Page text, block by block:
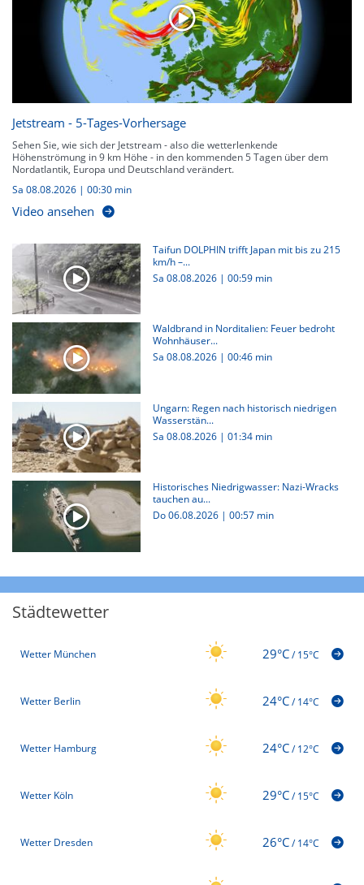
Jetstream - 5-Tages-Vorhersage
Sehen Sie, wie sich der Jetstream - also die wetterlenkende
Höhenströmung in 9 km Höhe - in den kommenden 5 Tagen über dem
Nordatlantik, Europa und Deutschland verändert.
Sa 08.08.2026 | 00:30 min
Video ansehen
Taifun DOLPHIN trifft Japan mit bis zu 215
km/h –...
Sa 08.08.2026 |00:59 min
Waldbrand in Norditalien: Feuer bedroht
Wohnhäuser...
Sa 08.08.2026 |00:46 min
Ungarn: Regen nach historisch niedrigen
Wasserstän...
Sa 08.08.2026 |01:34 min
Historisches Niedrigwasser: Nazi-Wracks
tauchen au...
Do 06.08.2026 |00:57 min
Städtewetter
Wetter München 29°C/15°C
Wetter Berlin 24°C/14°C
Wetter Hamburg 24°C/12°C
Wetter Köln 29°C/15°C
Wetter Dresden 26°C/14°C